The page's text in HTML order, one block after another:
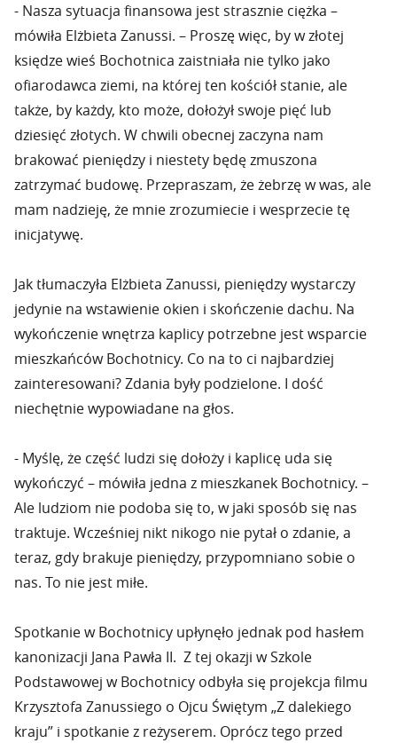
- Nasza sytuacja finansowa jest strasznie ciężka –
mówiła Elżbieta Zanussi. – Proszę więc, by w złotej
księdze wieś Bochotnica zaistniała nie tylko jako
ofiarodawca ziemi, na której ten kościół stanie, ale
także, by każdy, kto może, dołożył swoje pięć lub
dziesięć złotych. W chwili obecnej zaczyna nam
brakować pieniędzy i niestety będę zmuszona
zatrzymać budowę. Przepraszam, że żebrzę w was, ale
mam nadzieję, że mnie zrozumiecie i wesprzecie tę
inicjatywę.
Jak tłumaczyła Elżbieta Zanussi, pieniędzy wystarczy
jedynie na wstawienie okien i skończenie dachu. Na
wykończenie wnętrza kaplicy potrzebne jest wsparcie
mieszkańców Bochotnicy. Co na to ci najbardziej
zainteresowani? Zdania były podzielone. I dość
niechętnie wypowiadane na głos.
- Myślę, że część ludzi się dołoży i kaplicę uda się
wykończyć – mówiła jedna z mieszkanek Bochotnicy. –
Ale ludziom nie podoba się to, w jaki sposób się nas
traktuje. Wcześniej nikt nikogo nie pytał o zdanie, a
teraz, gdy brakuje pieniędzy, przypomniano sobie o
nas. To nie jest miłe.
Spotkanie w Bochotnicy upłynęło jednak pod hasłem
kanonizacji Jana Pawła II. Z tej okazji w Szkole
Podstawowej w Bochotnicy odbyła się projekcja filmu
Krzysztofa Zanussiego o Ojcu Świętym „Z dalekiego
kraju” i spotkanie z reżyserem. Oprócz tego przed